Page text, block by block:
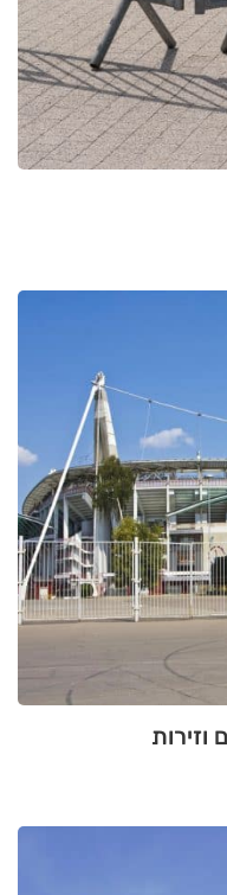
וזירות